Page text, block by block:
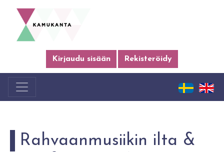
Kirjaudu sisään Rekisteröidy
Rahvaanmusiikin ilta &